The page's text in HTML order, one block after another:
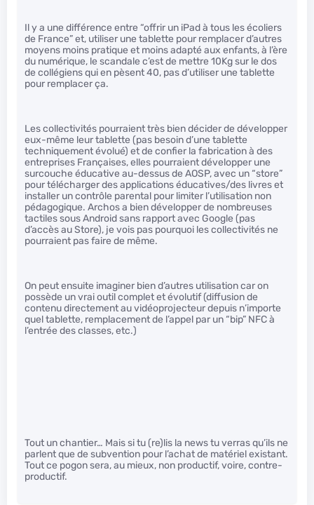
Il y a une différence entre “offrir un iPad à tous les écoliers
de France” et, utiliser une tablette pour remplacer d’autres
moyens moins pratique et moins adapté aux enfants, à l’ère
du numérique, le scandale c’est de mettre 10Kg sur le dos
de collégiens qui en pèsent 40, pas d’utiliser une tablette
pour remplacer ça.
Les collectivités pourraient très bien décider de développer
eux-même leur tablette (pas besoin d’une tablette
techniquement évolué) et de confier la fabrication à des
entreprises Françaises, elles pourraient développer une
surcouche éducative au-dessus de AOSP, avec un “store”
pour télécharger des applications éducatives/des livres et
installer un contrôle parental pour limiter l’utilisation non
pédagogique. Archos a bien développer de nombreuses
tactiles sous Android sans rapport avec Google (pas
d’accès au Store), je vois pas pourquoi les collectivités ne
pourraient pas faire de même.
On peut ensuite imaginer bien d’autres utilisation car on
possède un vrai outil complet et évolutif (diffusion de
contenu directement au vidéoprojecteur depuis n’importe
quel tablette, remplacement de l’appel par un “bip” NFC à
l’entrée des classes, etc.)
Tout un chantier… Mais si tu (re)lis la news tu verras qu’ils ne
parlent que de subvention pour l’achat de matériel existant.
Tout ce pogon sera, au mieux, non productif, voire, contre-
productif.